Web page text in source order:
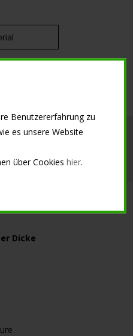
Außenbereich
Dicke
Benutzererfahrung zu
es unsere Website
über Cookieshier.